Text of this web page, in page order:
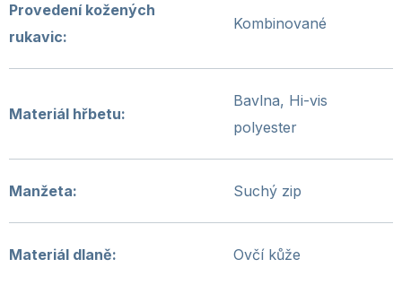
Provedení kožených
rukavic:
Kombinované
Materiál hřbetu:
Bavlna, Hi-vis
polyester
Manžeta: Suchý zip
Materiál dlaně: Ovčí kůže